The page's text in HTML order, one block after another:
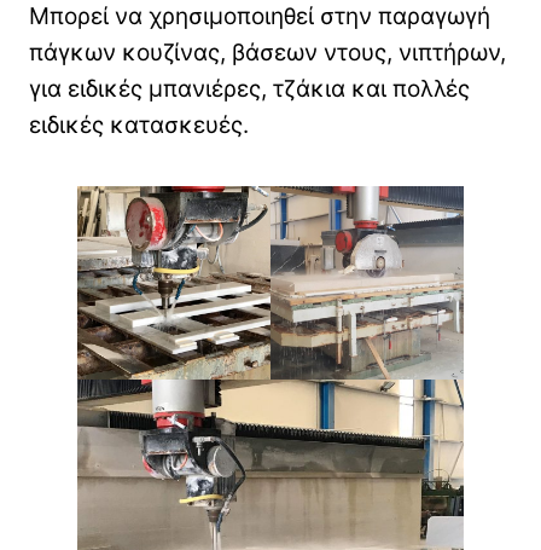
Μπορεί να χρησιμοποιηθεί στην παραγωγή
πάγκων κουζίνας, βάσεων ντους, νιπτήρων,
για ειδικές μπανιέρες, τζάκια και πολλές
ειδικές κατασκευές.